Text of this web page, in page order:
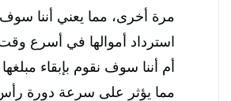
مرة أخرى، مما يعني أننا
استرداد أموالها في أسرع
أم أننا سوف نقوم بإبقاء
مما يؤثر على سرعة دورة